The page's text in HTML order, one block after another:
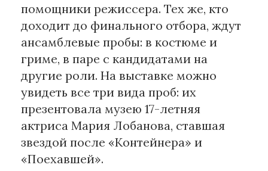
помощники режиссера. Тех же, кто
доходит до финального отбора, ждут
ансамблевые пробы: в костюме и
гриме, в паре с кандидатами на
другие роли. На выставке можно
увидеть все три вида проб: их
презентовала музею 17-летняя
актриса Мария Лобанова, ставшая
звездой после «Контейнера» и
«Поехавшей».